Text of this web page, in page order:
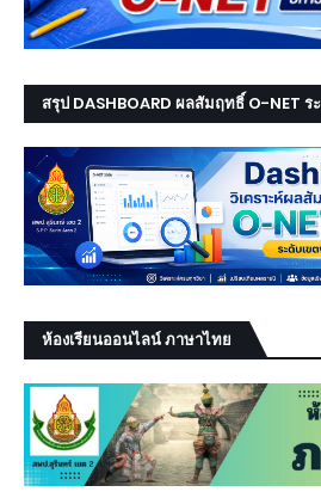
สรุป DASHBOARD ผลสัมฤทธิ์ O-NET ร
ห้องเรียนออนไลน์ ภาษาไทย